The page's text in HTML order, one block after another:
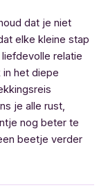
dat je niet
elke kleine stap
relatie
het diepe
je alle rust,
nog beter te
beetje verder